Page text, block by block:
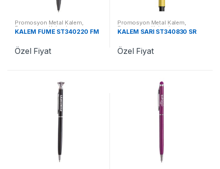
Promosyon Metal Kalem,
Promosyon Kalemler
KALEM FÜME ST340220 FM
Özel Fiyat
Promosyon Metal Kalem,
Promosyon Kalemler
KALEM SARI ST340830 SR
Özel Fiyat